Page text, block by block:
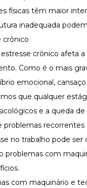
físicas têm maior
inadequada
crônico
crônico afeta
Como é o mais
emocional,
que qualquer
e a queda
problemas recorrentes
no trabalho pode
problemas com
com maquinário e